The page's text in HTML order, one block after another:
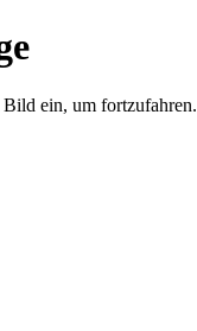
ein, um fortzufahren.